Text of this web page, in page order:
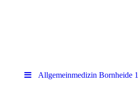
Allgemeinmedizin Bornheide